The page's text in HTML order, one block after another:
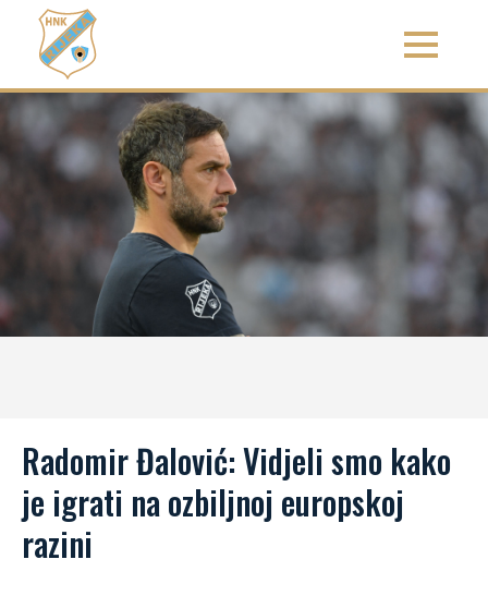
Radomir Đalović: Vidjeli smo kako
je igrati na ozbiljnoj europskoj
razini